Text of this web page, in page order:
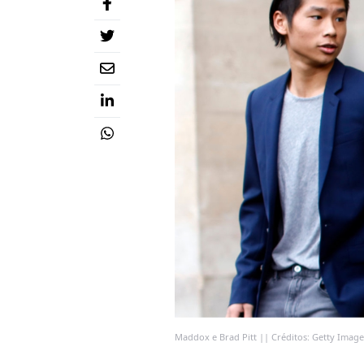
Maddox e Brad Pitt || Créditos: Getty